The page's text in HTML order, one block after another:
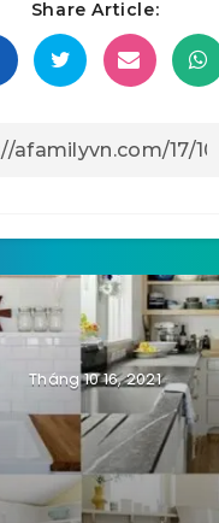
nhận trách nhiệm và
của công việc.